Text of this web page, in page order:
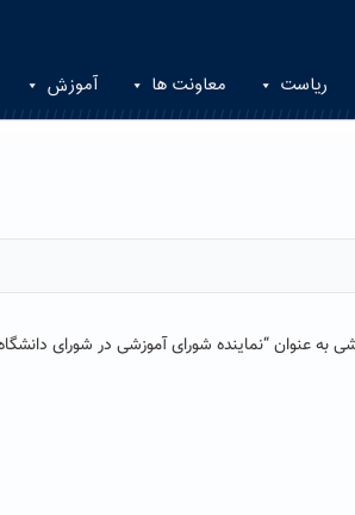
ریاست معاونت ها آموزش
عنوان “نماینده شورای آموزشی در شورای